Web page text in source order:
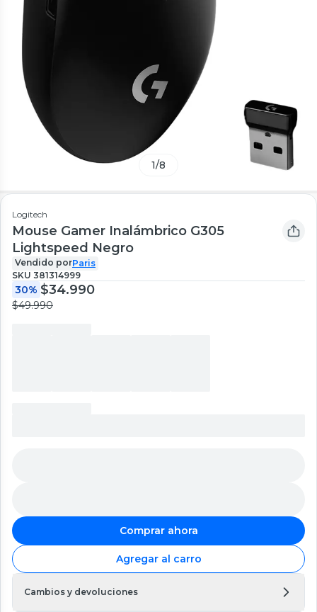
1/8
Logitech
Mouse Gamer Inalámbrico G305
Lightspeed Negro
Vendido porParis
SKU 381314999
30% $34.990
$49.990
Comprar ahora
Agregar al carro
Cambios y devoluciones